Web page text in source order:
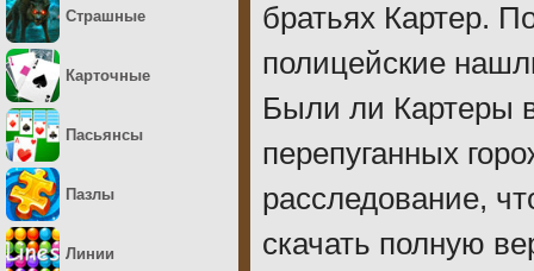
братьях Картер.
полицейские
Были ли Картеры
перепуганных
расследование,
скачать полную
Страшные
Карточные
Пасьянсы
Пазлы
Линии